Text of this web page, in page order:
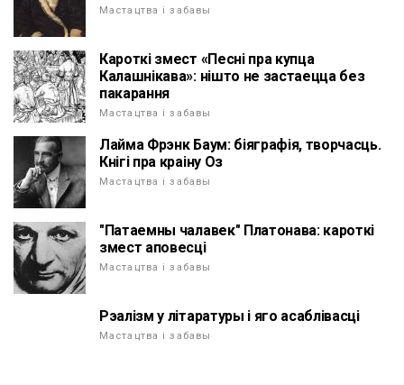
Мастацтва і забавы
Кароткі змест «Песні пра купца
Калашнікава»: нішто не застаецца без
пакарання
Мастацтва і забавы
Лайма Фрэнк Баум: біяграфія, творчасць.
Кнігі пра краіну Оз
Мастацтва і забавы
"Патаемны чалавек" Платонава: кароткі
змест аповесці
Мастацтва і забавы
Рэалізм у літаратуры і яго асаблівасці
Мастацтва і забавы